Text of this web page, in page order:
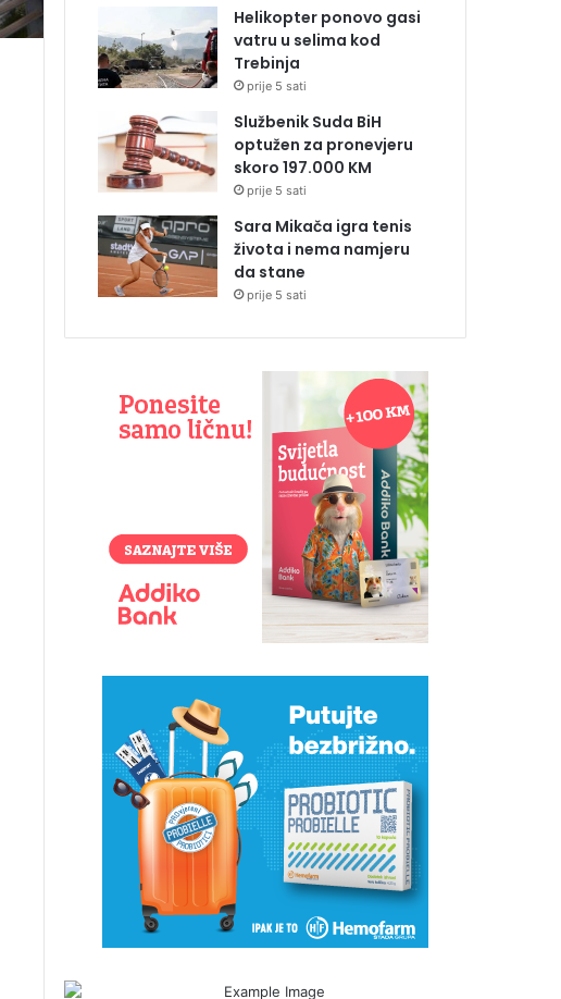
Helikopter ponovo gasi
vatru u selima kod
Trebinja
prije 5 sati
Službenik Suda BiH
optužen za pronevjeru
skoro 197.000 KM
prije 5 sati
Sara Mikača igra tenis
života i nema namjeru
da stane
prije 5 sati